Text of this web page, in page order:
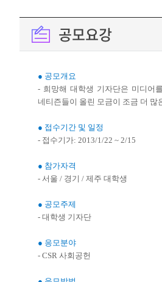
공모요강
● 공모개요
- 희망해 대학생 기자단은 미디어
네티즌들이 올린 모금이 조금 더
● 접수기간 및 일정
- 접수기가: 2013/1/22 ~ 2/15
● 참가자격
- 서울 / 경기 / 제주 대학생
● 공모주제
- 대학생 기자단
● 응모분야
- CSR 사회공헌